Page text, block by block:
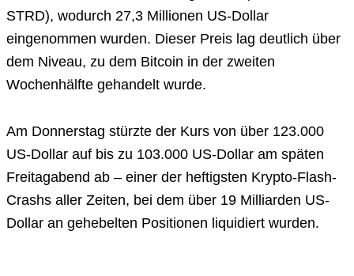
STRD), wodurch 27,3 Millionen US-Dollar
eingenommen wurden. Dieser Preis lag deutlich über
dem Niveau, zu dem Bitcoin in der zweiten
Wochenhälfte gehandelt wurde.
Am Donnerstag stürzte der Kurs von über 123.000
US-Dollar auf bis zu 103.000 US-Dollar am späten
Freitagabend ab – einer der heftigsten Krypto-Flash-
Crashs aller Zeiten, bei dem über 19 Milliarden US-
Dollar an gehebelten Positionen liquidiert wurden.